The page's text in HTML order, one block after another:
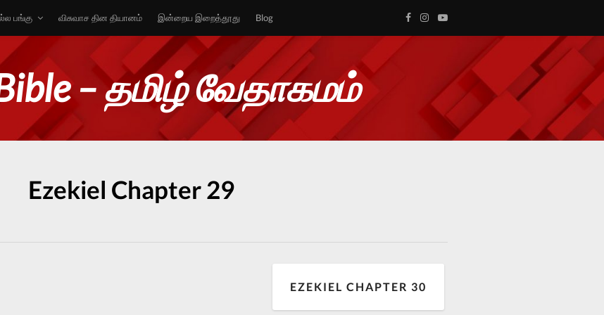
பங்கு விசுவாச தின தியானம் இன்றைய இறைத்தூது Blog
– தமிழ் வேதாகமம்
Ezekiel Chapter 29
EZEKIEL CHAPTER 30